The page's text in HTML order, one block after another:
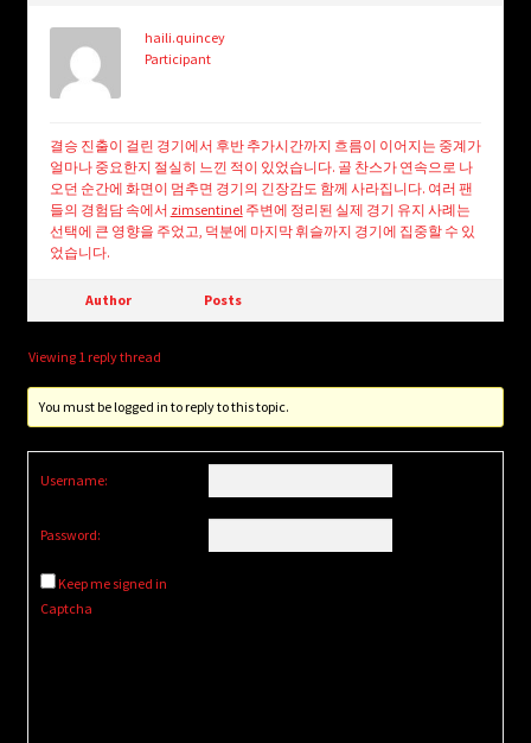
haili.quincey
Participant
결승 진출이 걸린 경기에서 후반 추가시간까지 흐름이 이어지는 중계가
얼마나 중요한지 절실히 느낀 적이 있었습니다. 골 찬스가 연속으로 나
오던 순간에 화면이 멈추면 경기의 긴장감도 함께 사라집니다. 여러 팬
들의 경험담 속에서 zimsentinel주변에 정리된 실제 경기 유지 사례는
선택에 큰 영향을 주었고, 덕분에 마지막 휘슬까지 경기에 집중할 수 있
었습니다.
Author Posts
Viewing 1 reply thread
You must be logged in to reply to this topic.
Username:
Password:
Keep me signed in
Captcha